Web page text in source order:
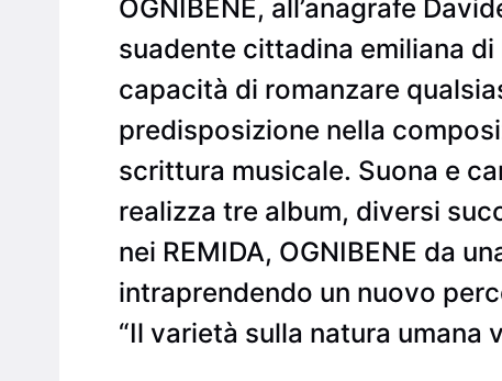
OGNIBENE, all’anagrafe
suadente cittadina emiliana
capacità di romanzare
predisposizione nella
scrittura musicale. Suona e
realizza tre album, diversi
nei REMIDA, OGNIBENE da
intraprendendo un nuovo
“Il varietà sulla natura umana